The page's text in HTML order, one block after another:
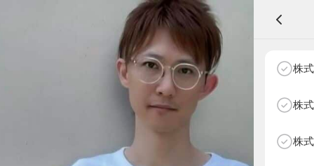
物販部門 NEXT AGE
A
株
株
株